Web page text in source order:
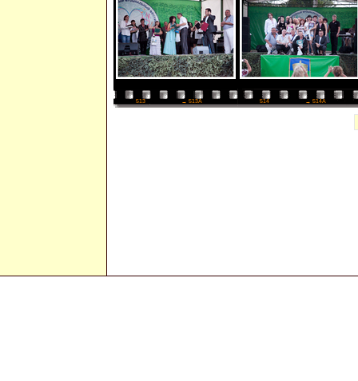
513 → 513A 514 → 514A